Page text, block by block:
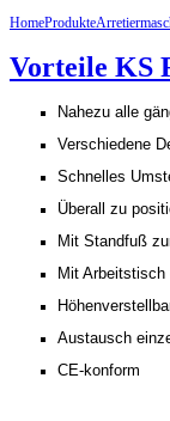
HomeProdukte
Vorteile KS
Nahezu alle
Verschiedene
Schnelles
Überall zu
Mit Standfuß
Mit Arbeitstisch
Austausch
CE-konform